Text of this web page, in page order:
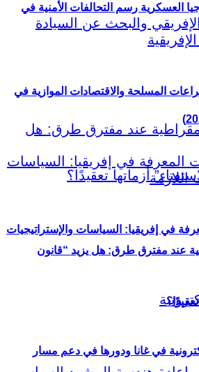
العسكرية رسم التحالفات الأمنية في
عند مفترق طرق: هل يزيد “قانون
المسلحة والاقتصادات الموازية في
في إفريقيا: السياسات والإستراتيجيات
في غانا ودورها في دعم مسار